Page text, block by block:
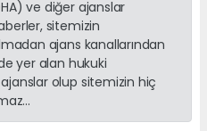
ve diğer ajanslar
sitemizin
ajans kanallarından
yer alan hukuki
olup sitemizin hiç